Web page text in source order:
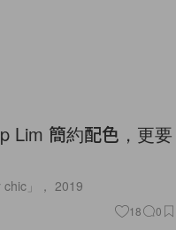
Lim 簡約配色，更要
」， 2019
18 0